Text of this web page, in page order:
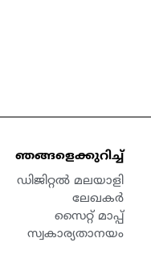
ഞങ്ങളെക്കുറിച്ച്
ഡിജിറ്റൽ മലയാളി
ലേഖകർ
സൈറ്റ് മാപ്പ്
സ്വകാര്യതാനയം